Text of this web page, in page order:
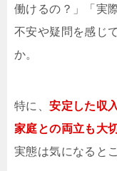
働けるの？」「実
不安や疑問を感じ
か。
特に、安定した収
家庭との両立も大
実態は気になると